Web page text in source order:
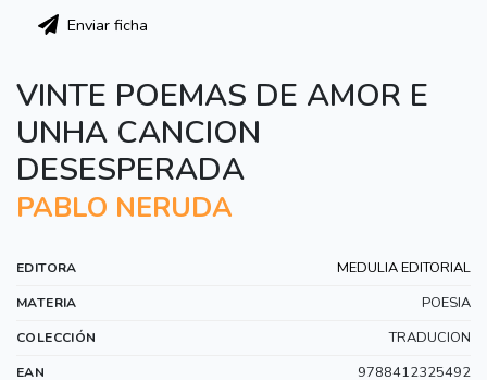
Enviar ficha
VINTE POEMAS DE AMOR E
UNHA CANCION
DESESPERADA
PABLO NERUDA
EDITORA MEDULIA EDITORIAL
MATERIA POESIA
COLECCIÓN TRADUCION
EAN 9788412325492